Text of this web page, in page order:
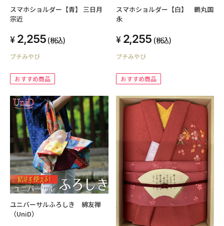
スマホショルダー【青】 三日月
宗近
2,255 (税込)
プチみやび
おすすめ商品
スマホショルダー【白】 鶴丸国
永
2,255 (税込)
プチみやび
おすすめ商品
ユニバーサルふろしき 綿友禅
（UniD）